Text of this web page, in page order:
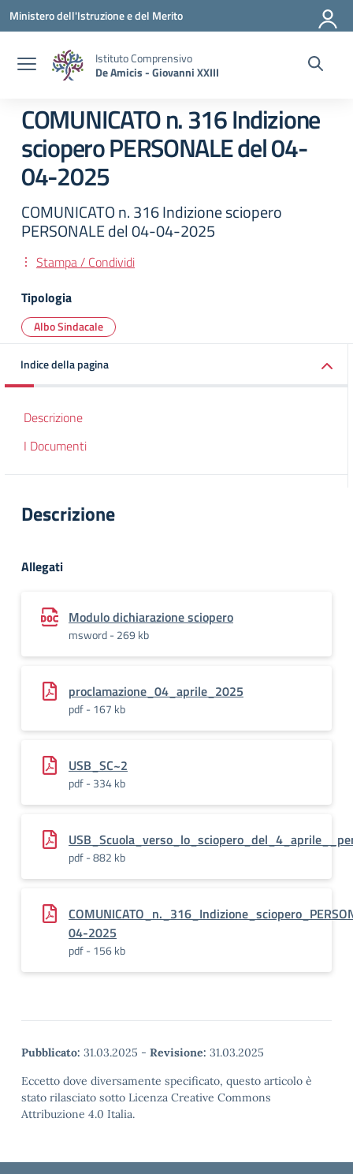
Vai ai contenuti
Vai al menu di navigazione
Vai al footer
Ministero dell'Istruzione e del Merito
Istituto Comprensivo
De Amicis - Giovanni XXIII
COMUNICATO n. 316 Indizione
sciopero PERSONALE del 04-
04-2025
COMUNICATO n. 316 Indizione sciopero
PERSONALE del 04-04-2025
Stampa / Condividi
Tipologia
Albo Sindacale
Indice della pagina
Descrizione
I Documenti
Descrizione
Allegati
Modulo dichiarazione sciopero
msword - 269 kb
proclamazione_04_aprile_2025
pdf - 167 kb
USB_SC~2
pdf - 334 kb
pdf - 882 kb
04-2025
pdf - 156 kb
Pubblicato: 31.03.2025 - Revisione: 31.03.2025
Eccetto dove diversamente specificato, questo articolo è
stato rilasciato sotto Licenza Creative Commons
Attribuzione 4.0 Italia.